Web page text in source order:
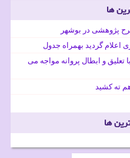
ها
پژوهشی در بوشهر
اعلام گردید بهمراه جدول
و ابطال پروانه مواجه می
ته کشید
ها